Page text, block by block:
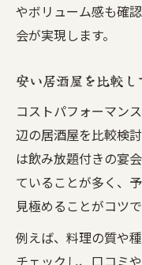
個室完備
プライベー
千種区居酒
個室とおし
コスパ重視派注
安い居酒屋
方法
千種駅周辺
やボリューム感も確
会が実現します。
安い居酒屋を比較
コストパフォーマン
辺の居酒屋を比較検
は飲み放題付きの宴
ていることが多く、
見極めることがコツで
例えば、料理の質や
チェックし、口コミ